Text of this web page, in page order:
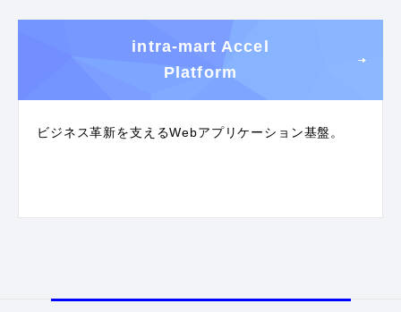
intra-mart Accel
Platform
ビジネス革新を支えるWebアプリケーション基盤。